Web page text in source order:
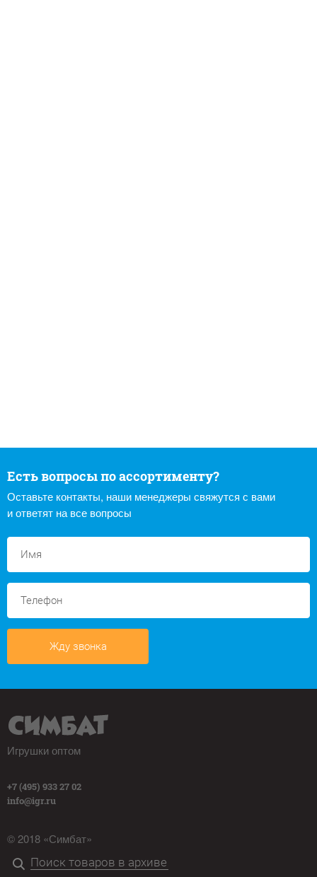
Есть вопросы по ассортименту?
Оставьте контакты, наши менеджеры свяжутся с вами
и ответят на все вопросы
Жду звонка
Игрушки оптом
+7 (495) 933 27 02
info@igr.ru
© 2018 «Симбат»